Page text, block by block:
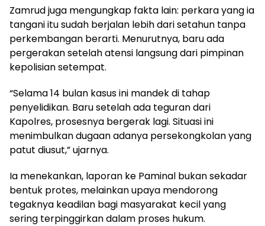
Zamrud juga mengungkap fakta lain: perkara yang ia
tangani itu sudah berjalan lebih dari setahun tanpa
perkembangan berarti. Menurutnya, baru ada
pergerakan setelah atensi langsung dari pimpinan
kepolisian setempat.
“Selama 14 bulan kasus ini mandek di tahap
penyelidikan. Baru setelah ada teguran dari
Kapolres, prosesnya bergerak lagi. Situasi ini
menimbulkan dugaan adanya persekongkolan yang
patut diusut,” ujarnya.
Ia menekankan, laporan ke Paminal bukan sekadar
bentuk protes, melainkan upaya mendorong
tegaknya keadilan bagi masyarakat kecil yang
sering terpinggirkan dalam proses hukum.